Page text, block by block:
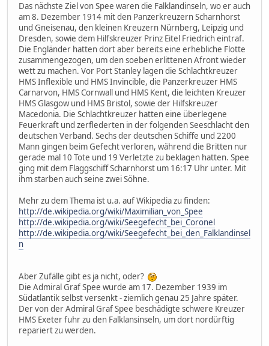
Das nächste Ziel von Spee waren die Falklandinseln, wo er auch
am 8. Dezember 1914 mit den Panzerkreuzern Scharnhorst
und Gneisenau, den kleinen Kreuzern Nürnberg, Leipzig und
Dresden, sowie dem Hilfskreuzer Prinz Eitel Friedrich eintraf.
Die Engländer hatten dort aber bereits eine erhebliche Flotte
zusammengezogen, um den soeben erlittenen Afront wieder
wett zu machen. Vor Port Stanley lagen die Schlachtkreuzer
HMS Inflexible und HMS Invincible, die Panzerkreuzer HMS
Carnarvon, HMS Cornwall und HMS Kent, die leichten Kreuzer
HMS Glasgow und HMS Bristol, sowie der Hilfskreuzer
Macedonia. Die Schlachtkreuzer hatten eine überlegene
Feuerkraft und zerflederten in der folgenden Seeschlacht den
deutschen Verband. Sechs der deutschen Schiffe und 2200
Mann gingen beim Gefecht verloren, während die Britten nur
gerade mal 10 Tote und 19 Verletzte zu beklagen hatten. Spee
ging mit dem Flaggschiff Scharnhorst um 16:17 Uhr unter. Mit
ihm starben auch seine zwei Söhne.
Mehr zu dem Thema ist u.a. auf Wikipedia zu finden:
http://de.wikipedia.org/wiki/Maximilian_von_Spee
http://de.wikipedia.org/wiki/Seegefecht_bei_Coronel
http://de.wikipedia.org/wiki/Seegefecht_bei_den_Falklandinsel
n
Aber Zufälle gibt es ja nicht, oder?
Die Admiral Graf Spee wurde am 17. Dezember 1939 im
Südatlantik selbst versenkt - ziemlich genau 25 Jahre später.
Der von der Admiral Graf Spee beschädigte schwere Kreuzer
HMS Exeter fuhr zu den Falklansinseln, um dort nordürftig
repariert zu werden.